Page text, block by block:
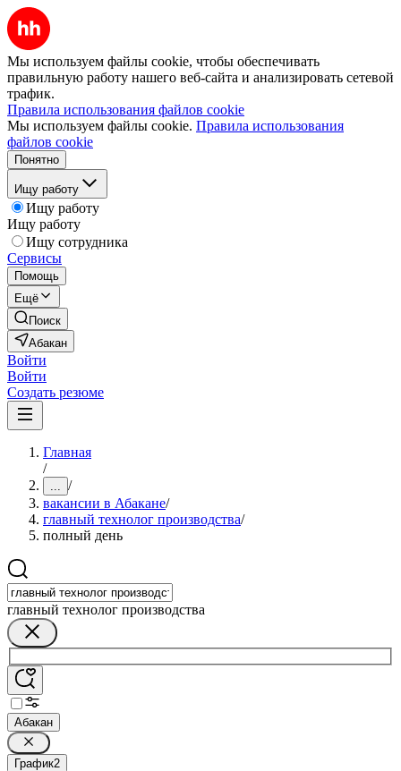
Мы используем файлы cookie, чтобы обеспечивать
правильную работу нашего веб-сайта и анализировать сетевой
трафик.
Правила использования файлов cookie
Мы используем файлы cookie. Правила использования
файлов cookie
Понятно
Ищу работу
Ищу работу
Ищу работу
Ищу сотрудника
Сервисы
Помощь
Ещё
Поиск
Абакан
Войти
Войти
Создать резюме
Главная
/
... /
вакансии в Абакане/
главный технолог производства/
полный день
главный технолог производства
Абакан
График2